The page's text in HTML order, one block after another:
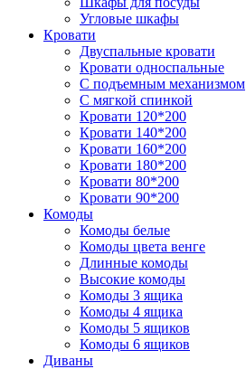
Угловые шкафы
Кровати
Двуспальные кровати
Кровати односпальные
С подъемным механизмом
С мягкой спинкой
Кровати 120*200
Кровати 140*200
Кровати 160*200
Кровати 180*200
Кровати 80*200
Кровати 90*200
Комоды
Комоды белые
Комоды цвета венге
Длинные комоды
Высокие комоды
Комоды 3 ящика
Комоды 4 ящика
Комоды 5 ящиков
Комоды 6 ящиков
Диваны